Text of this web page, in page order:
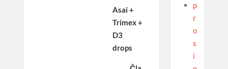
Asai +
Trimex +
D3
drops
p
r
o
s
i